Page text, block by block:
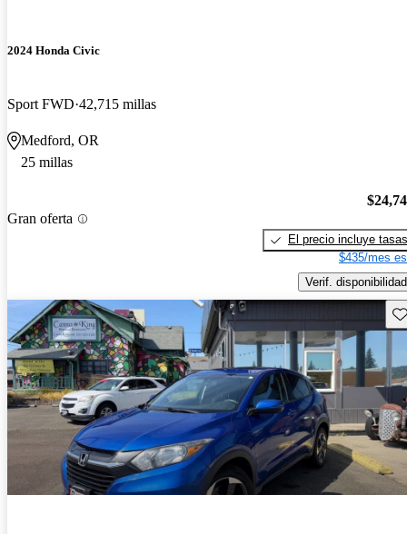
2024 Honda Civic
Sport FWD 42,715 millas
Medford, OR
25 millas
Gran oferta
El precio incluye tasas
$435/mes
Verif. disponibilidad